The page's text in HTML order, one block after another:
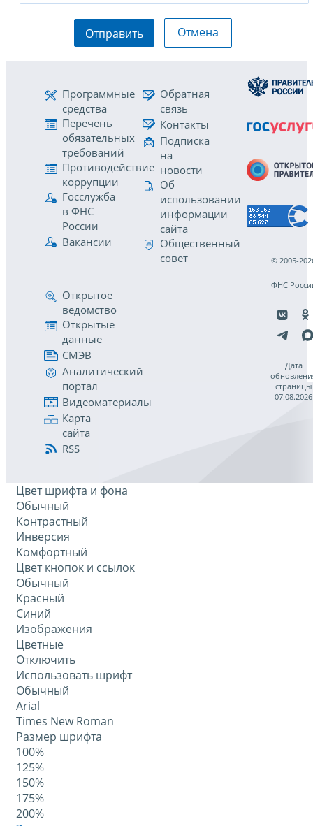
Отправить Отмена
Программные
средства
Перечень
обязательных
требований
Противодействие
коррупции
Госслужба
в ФНС
России
Вакансии
Обратная
связь
Контакты
Подписка
на
новости
Об
использовании
информации
сайта
Общественный
совет
Открытое
ведомство
Открытые
данные
СМЭВ
Аналитический
портал
Видеоматериалы
Карта
сайта
RSS
© 2005-
ФНС
Дата
страницы
07.08.2026
Цвет шрифта и фона
Обычный
Контрастный
Инверсия
Комфортный
Цвет кнопок и ссылок
Обычный
Красный
Синий
Изображения
Цветные
Отключить
Использовать шрифт
Обычный
Arial
Times New Roman
Размер шрифта
100%
125%
150%
175%
200%